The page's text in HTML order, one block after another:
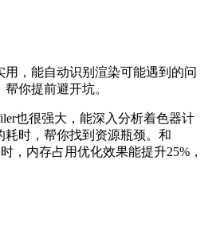
，能自动识别渲染可能遇到的问
你提前避开坑。
也很强大，能深入分析着色器计
时，帮你找到资源瓶颈。和
，内存占用优化效果能提升25%，